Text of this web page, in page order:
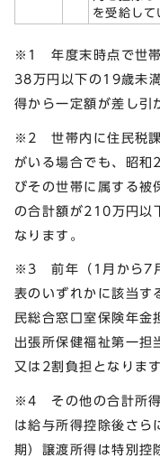
を受給して
※1 年度末時点で世帯
38万円以下の19歳未
得から一定額が差し引
※2 世帯内に住民税課
がいる場合でも、昭
びその世帯に属する被
の合計額が210万円以
なります。
※3 前年（1月から7
表のいずれかに該当す
民総合窓口室保険年金
出張所保健福祉第一担
又は2割負担となります
※4 その他の合計所得
は給与所得控除後さら
期）譲渡所得は特別控